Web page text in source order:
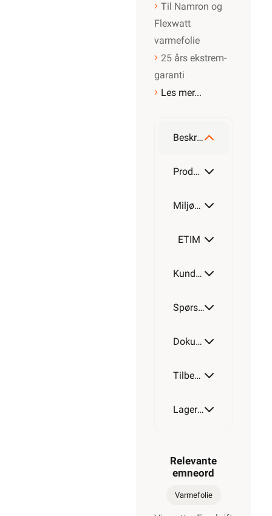
Til Namron og
Flexwatt
varmefolie
25 års ekstrem-
garanti
Les mer...
Beskrivelse
Produktdetaljer
Miljøparametere
ETIM
Kundeomtale
Spørsmål og svar
Dokumentasjon
Tilbehør
Lagerstatus
Relevante
emneord
Varmefolie